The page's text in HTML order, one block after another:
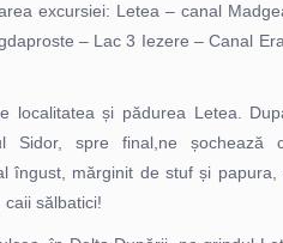
excursiei: Letea – canal
– Lac 3 Iezere – Canal
localitatea și pădurea Letea.
Sidor, spre final,ne șochează
îngust, mărginit de stuf și papura,
sălbatici!